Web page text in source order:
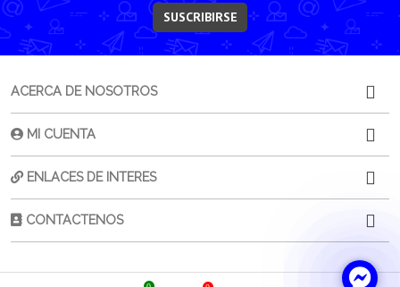
SUSCRIBIRSE
ACERCA DE NOSOTROS
MI CUENTA
ENLACES DE INTERES
CONTACTENOS